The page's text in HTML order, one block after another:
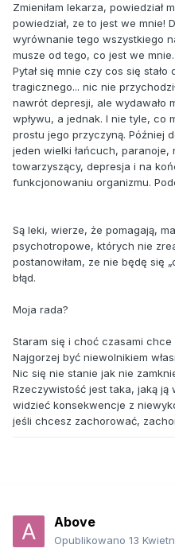
Zmieniłam lekarza, powiedział
powiedział, ze to jest we mnie!
wyrównanie tego wszystkiego
musze od tego, co jest we mnie.
Pytał się mnie czy cos się
tragicznego... nic nie
nawrót depresji, ale wydawało
wpływu, a jednak. I nie tyle, co
prostu jego przyczyną. Później
jeden wielki łańcuch, paranoje,
towarzyszący, depresja i na
funkcjonowaniu organizmu.
Są leki, wierze, że pomagają,
psychotropowe, których nie
postanowiłam, ze nie będę się
błąd.
Moja rada?
Staram się i choć czasami
Najgorzej być niewolnikiem
Nic się nie stanie jak nie
Rzeczywistość jest taka, jaką ją
widzieć konsekwencje z
jeśli chcesz zachorować,
Above
Opublikowano 13